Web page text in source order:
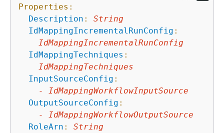
Properties:
Description :
String
IdMappingIncrementalRunConfig :
IdMappingIncrementalRunConfig
IdMappingTechniques :
IdMappingTechniques
InputSourceConfig :
-
IdMappingWorkflowInputSource
OutputSourceConfig :
-
IdMappingWorkflowOutputSource
RoleArn :
String